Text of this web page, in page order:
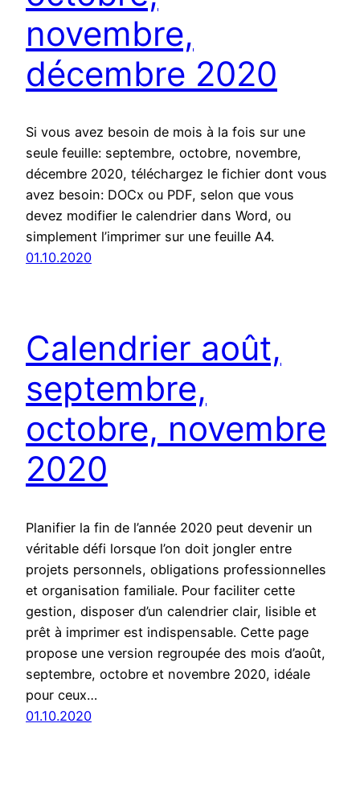
novembre,
décembre 2020
Si vous avez besoin de mois à la fois sur une
seule feuille: septembre, octobre, novembre,
décembre 2020, téléchargez le fichier dont vous
avez besoin: DOCx ou PDF, selon que vous
devez modifier le calendrier dans Word, ou
simplement l’imprimer sur une feuille A4.
01.10.2020
Calendrier août,
septembre,
octobre, novembre
2020
Planifier la fin de l’année 2020 peut devenir un
véritable défi lorsque l’on doit jongler entre
projets personnels, obligations professionnelles
et organisation familiale. Pour faciliter cette
gestion, disposer d’un calendrier clair, lisible et
prêt à imprimer est indispensable. Cette page
propose une version regroupée des mois d’août,
septembre, octobre et novembre 2020, idéale
pour ceux…
01.10.2020